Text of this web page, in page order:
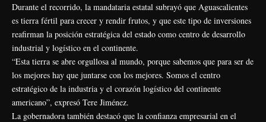
Durante el recorrido, la mandataria estatal subrayó que Aguascalientes
es tierra fértil para crecer y rendir frutos, y que este tipo de inversiones
reafirman la posición estratégica del estado como centro de desarrollo
industrial y logístico en el continente.
“Esta tierra se abre orgullosa al mundo, porque sabemos que para ser de
los mejores hay que juntarse con los mejores. Somos el centro
estratégico de la industria y el corazón logístico del continente
americano”, expresó Tere Jiménez.
La gobernadora también destacó que la confianza empresarial en el